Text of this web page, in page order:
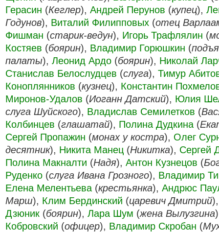
Герасин (Кеглер), Андрей Перунов (купец),
Годунов), Виталий Филипповых (отец
Фишман (старик-ведун), Игорь Трафлялин (
Костяев (боярин), Владимир Горюшкин (
палаты), Леонид Ардо (боярин), Николай
Станислав Белослудцев (слуга), Тимур
Коноплянников (кузнец), Константин
Миронов-Удалов (Иоганн Датский), Юлия
слуга Шуйского), Владислав Семилетков (
Колбинцев (глашатай), Полина Дудкина (
Сергей Пропажин (монах у костра), Олег
десятник), Никита Манец (Никитка), Сергей
Полина Макналти (Надя), Антон Кузнецов (
Руденко (слуга Ивана Грозного), Владимир
Елена Мелентьева (крестьянка), Андрюс
Марш), Клим Бердинский (царевич Дмитрий
Дзюник (боярин), Лара Шум (жена Вылузгина
Кобровский (офицер), Владимир Скробан (